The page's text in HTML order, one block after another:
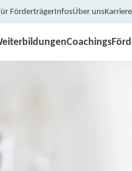
FörderträgerInfosÜber unsKarriere
Coachings